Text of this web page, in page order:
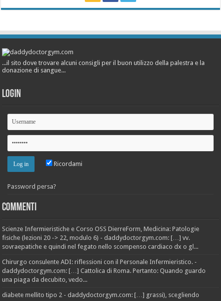
...il sito dove trovare alcuni consigli per il buon utilizzo della palestra e la
donazione di sangue...
Login
Ricordami
Password persa?
Commenti
Scienze Infermieristiche e Corso OSS DierreForm, Medicina: Patologie
fisiche (lezioni 20 -> 22, modulo 6) - daddydoctorgym.com: […] vv.
sovraepatiche e quindi nel fegato nello scompenso cardiaco dx o gl...
Chirurgo consulente ADI: riflessioni con il Personale Infermieristico. -
daddydoctorgym.com: […] Cattolica di Roma. Pertanto: Quando guardo
una piaga da decubito, vedo...
diabete mellito tipo 2 - daddydoctorgym.com: […] grassi), scegliendo